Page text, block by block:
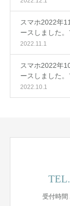
スマホ2022年
ースしました
2022.11.1
スマホ2022年
ースしました
2022.10.1
TEL.
受付時間